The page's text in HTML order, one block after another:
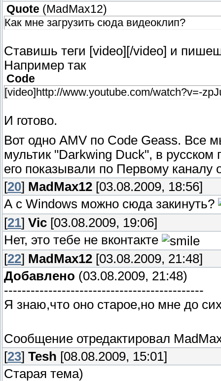
Quote (MadMax12)
Как мне загрузить сюда видеоклип?
Ставишь теги [video][/video] и
Например так
Code
[video]http://www.youtube.com/watch?v=-
И готово.
Вот одно AMV по Code Geass. Все
мультик "Darkwing Duck", в
его показывали по Первому каналу
[20] MadMax12 [03.08.2009, 18:56]
А с Windows можно сюда закинуть?
[21] Vic [03.08.2009, 19:06]
Нет, это тебе не вконтакте
[22] MadMax12 [03.08.2009, 21:48]
Добавлено (03.08.2009, 21:48)
---------------------------------------------
Я знаю,что оно старое,но мне до
Сообщение отредактировал
[23] Tesh [08.08.2009, 15:01]
Старая тема)